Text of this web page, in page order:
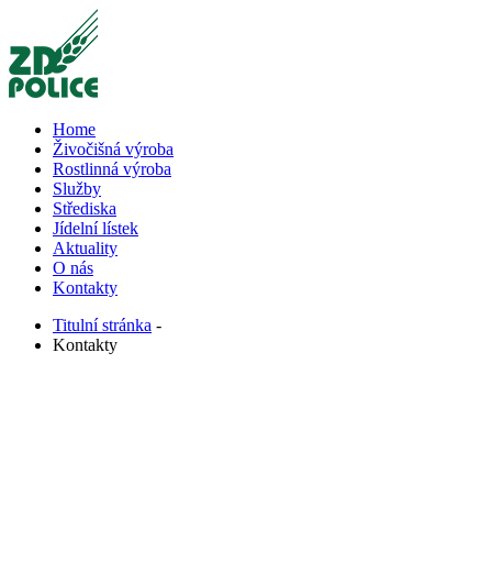
Home
Živočišná výroba
Rostlinná výroba
Služby
Střediska
Jídelní lístek
Aktuality
O nás
Kontakty
Titulní stránka -
Kontakty